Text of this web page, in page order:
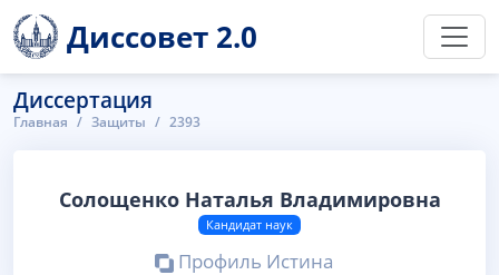
Диссовет 2.0
Диссертация
Главная Защиты 2393
Солощенко Наталья Владимировна
Кандидат наук
Профиль Истина